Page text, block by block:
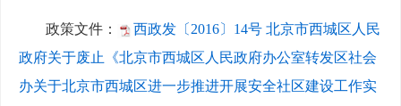
政策文件：
西政发〔2016〕14号 北京市西城区人民
政府关于废止《北京市西城区人民政府办公室转发区社会
办关于北京市西城区进一步推进开展安全社区建设工作实